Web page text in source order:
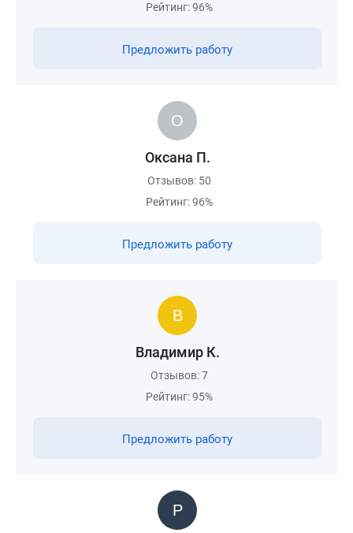
Рейтинг: 96%
Предложить работу
Оксана П.
Отзывов: 50
Рейтинг: 96%
Предложить работу
Владимир К.
Отзывов: 7
Рейтинг: 95%
Предложить работу